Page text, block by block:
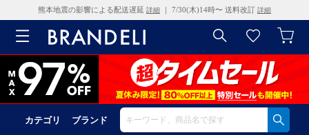
熊本地震の影響による配送遅延 詳細 ｜ 7/30(木)14時〜 送料改訂 詳細
カテゴリ ブランド